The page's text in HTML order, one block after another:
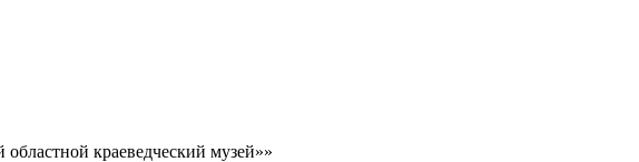
краеведческий музей»»